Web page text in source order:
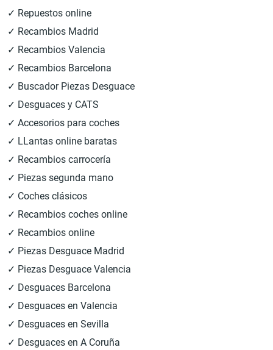
✓ Repuestos online
✓ Recambios Madrid
✓ Recambios Valencia
✓ Recambios Barcelona
✓ Buscador Piezas Desguace
✓ Desguaces y CATS
✓ Accesorios para coches
✓ LLantas online baratas
✓ Recambios carrocería
✓ Piezas segunda mano
✓ Coches clásicos
✓ Recambios coches online
✓ Recambios online
✓ Piezas Desguace Madrid
✓ Piezas Desguace Valencia
✓ Desguaces Barcelona
✓ Desguaces en Valencia
✓ Desguaces en Sevilla
✓ Desguaces en A Coruña